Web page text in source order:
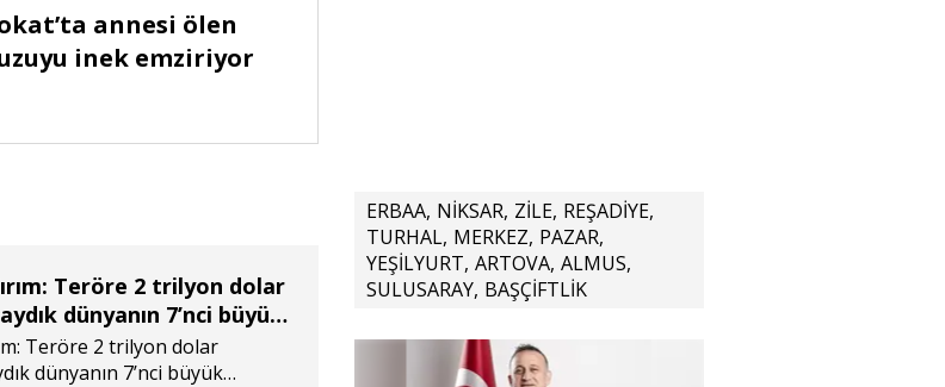
annesi ölen
inek emziriyor
Teröre 2 trilyon dolar
dünyanın 7’nci büyük
olacaktık
Teröre 2 trilyon dolar
dünyanın 7’nci büyük
ERBAA, NİKSAR, ZİLE, REŞADİYE,
TURHAL, MERKEZ, PAZAR,
YEŞİLYURT, ARTOVA, ALMUS,
SULUSARAY, BAŞÇİFTLİK